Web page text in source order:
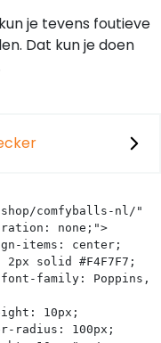
je tevens foutieve
Dat kun je doen
comfyballs-nl/"
none;">
solid #F4F7F7;
family: Poppins,
radius: 100px;